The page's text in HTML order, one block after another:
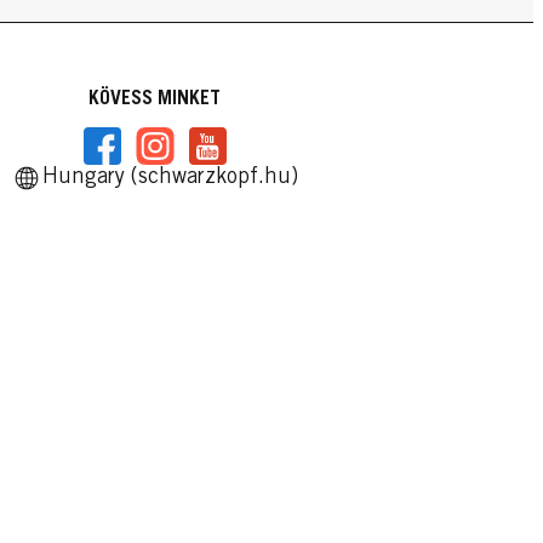
KÖVESS MINKET
Hungary (schwarzkopf.hu)